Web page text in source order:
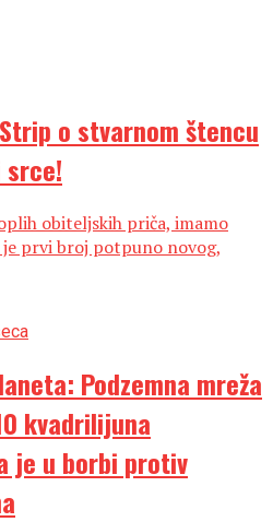
o stvarnom štencu
obiteljskih priča, imamo
je prvi broj potpuno novog,
Podzemna mreža
kvadrilijuna
je u borbi protiv